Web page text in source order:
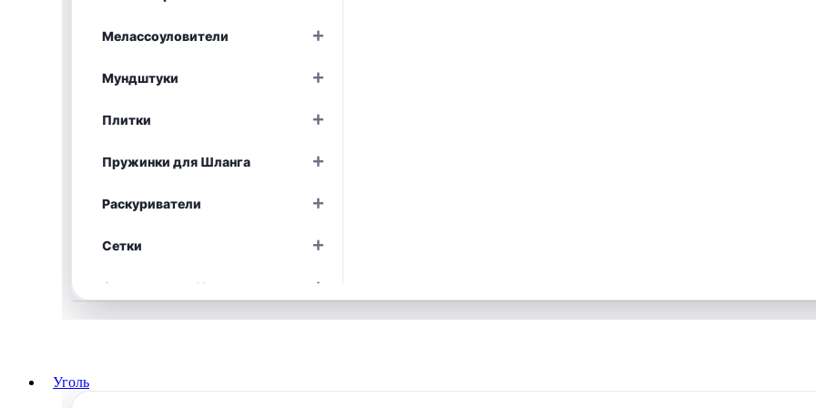
Мелассоуловители +Раскрыть вложенные категории
Мундштуки +Раскрыть вложенные категории
Плитки +Раскрыть вложенные категории
Пружинки для Шланга +Раскрыть вложенные категории
Раскуриватели +Раскрыть вложенные категории
Сетки +Раскрыть вложенные категории
Средства для Чистки +Раскрыть вложенные категории
Уголь